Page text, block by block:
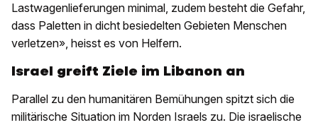
Lastwagenlieferungen minimal, zudem besteht die Gefahr,
dass Paletten in dicht besiedelten Gebieten Menschen
verletzen», heisst es von Helfern.
Israel greift Ziele im Libanon an
Parallel zu den humanitären Bemühungen spitzt sich die
militärische Situation im Norden Israels zu. Die israelische